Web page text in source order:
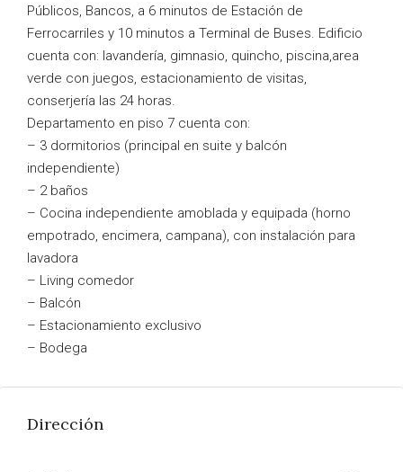
Públicos, Bancos, a 6 minutos de Estación de
Ferrocarriles y 10 minutos a Terminal de Buses. Edificio
cuenta con: lavandería, gimnasio, quincho, piscina,area
verde con juegos, estacionamiento de visitas,
conserjería las 24 horas.
Departamento en piso 7 cuenta con:
– 3 dormitorios (principal en suite y balcón
independiente)
– 2 baños
– Cocina independiente amoblada y equipada (horno
empotrado, encimera, campana), con instalación para
lavadora
– Living comedor
– Balcón
– Estacionamiento exclusivo
– Bodega
Dirección